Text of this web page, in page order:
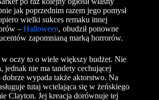
jak poprzednim razem jego pomysł
wielki sukces remaku innej
– Halloween, obudził ponowne
zapomnianą marką horrorów.
w oczy to o wiele większy budżet. Nie
jednak nie ma tandety cechującej
dobrze wypada także aktorstwo. Na
tutaj wcielająca się w żeńskiego
Clayton. Jej kreacja dorównuje tej